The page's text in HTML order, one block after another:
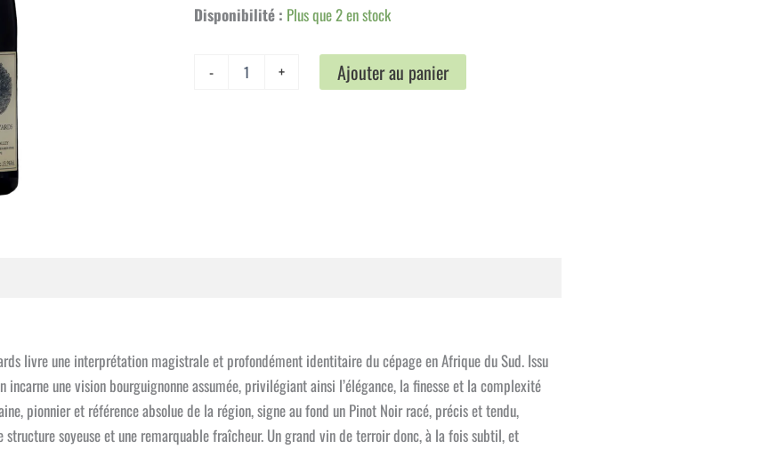
Disponibilité : Plus que 2 en stock
- + Ajouter au panier
livre une interprétation magistrale et profondément identitaire du cépage en Afrique du Sud. Issu
une vision bourguignonne assumée, privilégiant ainsi l’élégance, la finesse et la complexité
pionnier et référence absolue de la région, signe au fond un Pinot Noir racé, précis et tendu,
soyeuse et une remarquable fraîcheur. Un grand vin de terroir donc, à la fois subtil, et